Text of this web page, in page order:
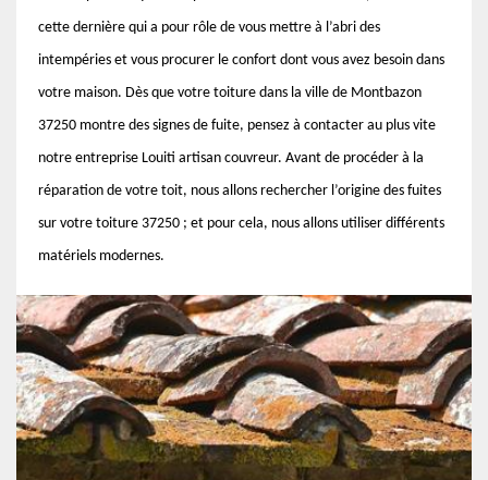
cette dernière qui a pour rôle de vous mettre à l’abri des
intempéries et vous procurer le confort dont vous avez besoin dans
votre maison. Dès que votre toiture dans la ville de Montbazon
37250 montre des signes de fuite, pensez à contacter au plus vite
notre entreprise Louiti artisan couvreur. Avant de procéder à la
réparation de votre toit, nous allons rechercher l’origine des fuites
sur votre toiture 37250 ; et pour cela, nous allons utiliser différents
matériels modernes.